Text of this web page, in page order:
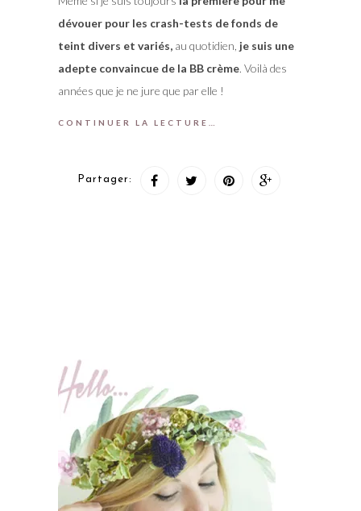
dévouer pour les crash-tests de fonds de
teint divers et variés,au quotidien, je suis une
adepte convaincue de la BB crème. Voilà des
années que je ne jure que par elle !
CONTINUER LA LECTURE…
Partager: